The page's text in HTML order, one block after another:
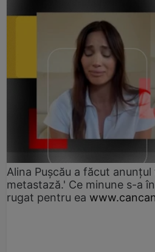
Alina Pușcău a făcut
metastază.' Ce minune s-a
rugat pentru ea